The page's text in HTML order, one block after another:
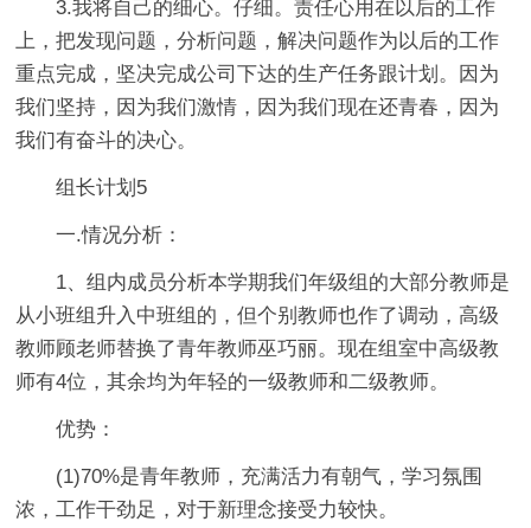
3.我将自己的细心。仔细。责任心用在以后的工作
上，把发现问题，分析问题，解决问题作为以后的工作
重点完成，坚决完成公司下达的生产任务跟计划。因为
我们坚持，因为我们激情，因为我们现在还青春，因为
我们有奋斗的决心。
组长计划5
一.情况分析：
1、组内成员分析本学期我们年级组的大部分教师是
从小班组升入中班组的，但个别教师也作了调动，高级
教师顾老师替换了青年教师巫巧丽。现在组室中高级教
师有4位，其余均为年轻的一级教师和二级教师。
优势：
(1)70%是青年教师，充满活力有朝气，学习氛围
浓，工作干劲足，对于新理念接受力较快。